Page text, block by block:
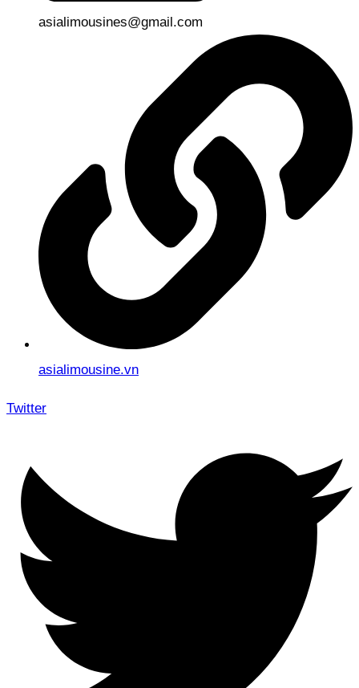
asialimousines@gmail.com
asialimousine.vn
Twitter